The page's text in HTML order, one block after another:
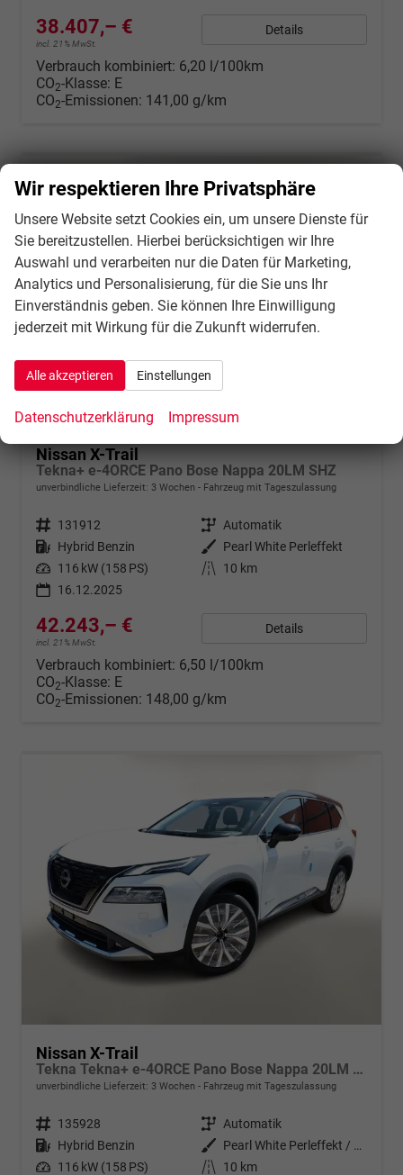
38.407,– €
incl. 21% MwSt.
Details
Verbrauch kombiniert: 6,20 l/100km
CO2-Klasse: E
CO2-Emissionen: 141,00 g/km
Nissan X-Trail
Tekna+ e-4ORCE Pano Bose Nappa 20LM SHZ
unverbindliche Lieferzeit: 3 Wochen Fahrzeug mit Tageszulassung
Fahrzeugnr. 131912 Getriebe Automatik
Kraftstoff Hybrid Benzin Außenfarbe Pearl White Perleffekt
Leistung 116 kW (158 PS) Kilometerstand
10 km
16.12.2025
42.243,– €
incl. 21% MwSt.
Details
Verbrauch kombiniert: 6,50 l/100km
CO2-Klasse: E
CO2-Emissionen: 148,00 g/km
Nissan X-Trail
Tekna Tekna+ e-4ORCE Pano Bose Nappa 20LM SHZ
unverbindliche Lieferzeit: 3 Wochen Fahrzeug mit Tageszulassung
Fahrzeugnr. 135928 Getriebe Automatik
Kraftstoff Hybrid Benzin Außenfarbe
Pearl White Perleffekt / Dachfar
Leistung 116 kW (158 PS) Kilometerstand
10 km
Wir respektieren Ihre Privatsphäre
Unsere Website setzt Cookies ein, um unsere Dienste für
Sie bereitzustellen. Hierbei berücksichtigen wir Ihre
Auswahl und verarbeiten nur die Daten für Marketing,
Analytics und Personalisierung, für die Sie uns Ihr
Einverständnis geben. Sie können Ihre Einwilligung
jederzeit mit Wirkung für die Zukunft widerrufen.
Alle akzeptieren Einstellungen
Datenschutzerklärung Impressum